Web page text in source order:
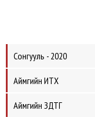
Сонгууль - 2020
Аймгийн ИТХ
Аймгийн ЗДТГ